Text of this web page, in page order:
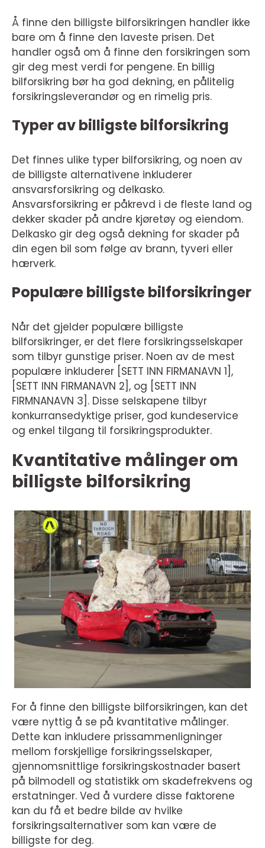
Å finne den billigste bilforsikringen handler ikke
bare om å finne den laveste prisen. Det
handler også om å finne den forsikringen som
gir deg mest verdi for pengene. En billig
bilforsikring bør ha god dekning, en pålitelig
forsikringsleverandør og en rimelig pris.
Typer av billigste bilforsikring
Det finnes ulike typer bilforsikring, og noen av
de billigste alternativene inkluderer
ansvarsforsikring og delkasko.
Ansvarsforsikring er påkrevd i de fleste land og
dekker skader på andre kjøretøy og eiendom.
Delkasko gir deg også dekning for skader på
din egen bil som følge av brann, tyveri eller
hærverk.
Populære billigste bilforsikringer
Når det gjelder populære billigste
bilforsikringer, er det flere forsikringsselskaper
som tilbyr gunstige priser. Noen av de mest
populære inkluderer [SETT INN FIRMANAVN 1],
[SETT INN FIRMANAVN 2], og [SETT INN
FIRMNANAVN 3]. Disse selskapene tilbyr
konkurransedyktige priser, god kundeservice
og enkel tilgang til forsikringsprodukter.
Kvantitative målinger om
billigste bilforsikring
For å finne den billigste bilforsikringen, kan det
være nyttig å se på kvantitative målinger.
Dette kan inkludere prissammenligninger
mellom forskjellige forsikringsselskaper,
gjennomsnittlige forsikringskostnader basert
på bilmodell og statistikk om skadefrekvens og
erstatninger. Ved å vurdere disse faktorene
kan du få et bedre bilde av hvilke
forsikringsalternativer som kan være de
billigste for deg.